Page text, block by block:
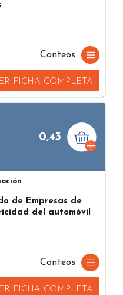
Conteos
FICHA COMPLETA
0,43
de Empresas de
del automóvil
Conteos
FICHA COMPLETA